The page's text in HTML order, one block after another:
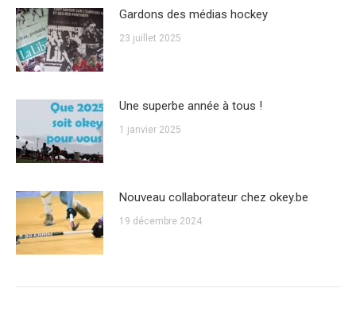
Gardons des médias hockey
23 juillet 2025
Une superbe année à tous !
1 janvier 2025
Nouveau collaborateur chez okey.be
19 décembre 2024